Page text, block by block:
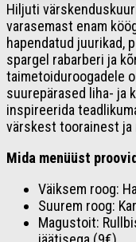
Hiljuti
varasemast enam
hapendatud juurikad,
spargel rabarberi ja
taimetoiduroogadele
suurepärased liha- ja
inspireerida
värskest toorainest ja
Mida menüüst
Väiksem roog:
Suurem roog:
Magustoit: